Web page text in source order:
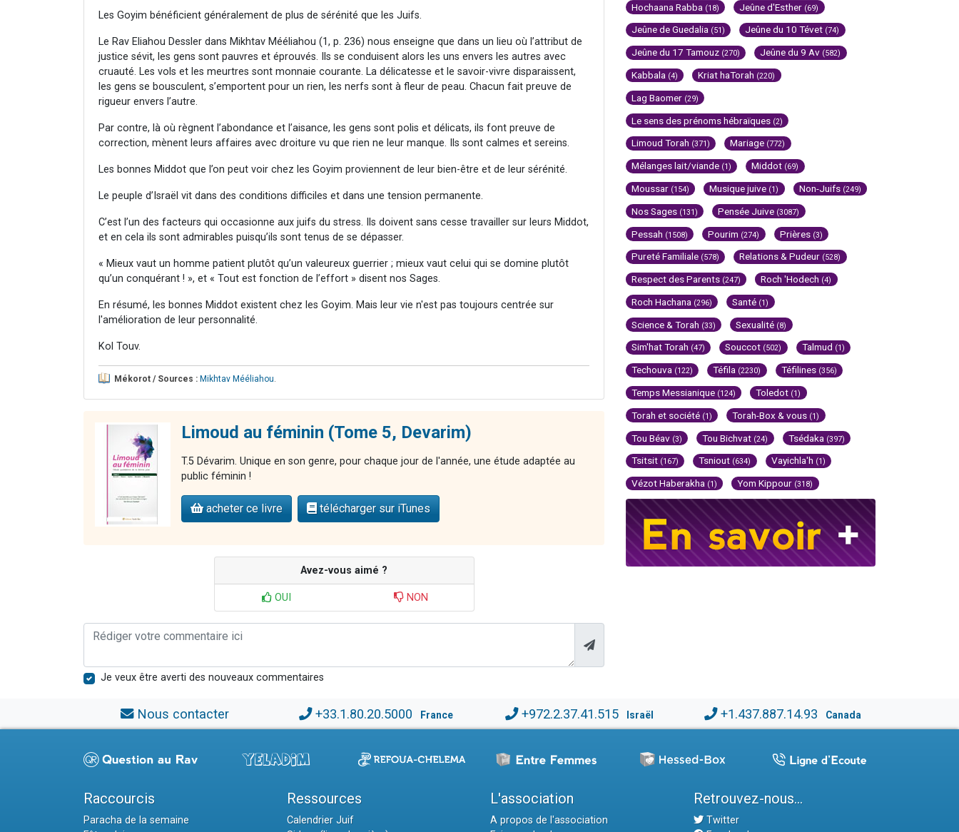
Les Goyim bénéficient généralement de plus de sérénité que les Juifs.
Le Rav Eliahou Dessler dans Mikhtav Mééliahou (1, p. 236) nous enseigne que dans un lieu où l’attribut de
justice sévit, les gens sont pauvres et éprouvés. Ils se conduisent alors les uns envers les autres avec
cruauté. Les vols et les meurtres sont monnaie courante. La délicatesse et le savoir-vivre disparaissent,
les gens se bousculent, s’emportent pour un rien, les nerfs sont à fleur de peau. Chacun fait preuve de
rigueur envers l’autre.
Par contre, là où règnent l’abondance et l’aisance, les gens sont polis et délicats, ils font preuve de
correction, mènent leurs affaires avec droiture vu que rien ne leur manque. Ils sont calmes et sereins.
Les bonnes Middot que l’on peut voir chez les Goyim proviennent de leur bien-être et de leur sérénité.
Le peuple d’Israël vit dans des conditions difficiles et dans une tension permanente.
C’est l’un des facteurs qui occasionne aux juifs du stress. Ils doivent sans cesse travailler sur leurs Middot,
et en cela ils sont admirables puisqu’ils sont tenus de se dépasser.
« Mieux vaut un homme patient plutôt qu’un valeureux guerrier ; mieux vaut celui qui se domine plutôt
qu’un conquérant ! », et « Tout est fonction de l’effort » disent nos Sages.
En résumé, les bonnes Middot existent chez les Goyim. Mais leur vie n'est pas toujours centrée sur
l'amélioration de leur personnalité.
Kol Touv.
Mékorot / Sources : Mikhtav Mééliahou
Limoud au féminin (Tome 5, Devarim)
T.5 Dévarim. Unique en son genre, pour chaque jour de l'année, une étude adaptée au
public féminin !
acheter ce livre télécharger sur iTunes
Avez-vous aimé ?
OUI NON
Je veux être averti des nouveaux commentaires
Hochaana Rabba (18) Jeûne d'Esther (69)
Jeûne de Guedalia (51) Jeûne du 10 Tévet (74)
Jeûne du 17 Tamouz (270) Jeûne du 9 Av (582)
Kabbala (4) Kriat haTorah (220)
Lag Baomer (29)
Le sens des prénoms hébraïques (2)
Limoud Torah (371) Mariage (772)
Mélanges lait/viande (1) Middot (69)
Moussar (154) Musique juive (1) Non-Juifs (249)
Nos Sages (131) Pensée Juive (3087)
Pessah (1508) Pourim (274) Prières (3)
Pureté Familiale (578) Relations & Pudeur (528)
Respect des Parents (247) Roch 'Hodech (4)
Roch Hachana (296) Santé (1)
Science & Torah (33) Sexualité (8)
Sim'hat Torah (47) Souccot (502) Talmud (1)
Techouva (122) Téfila (2230) Téfilines (356)
Temps Messianique (124) Toledot (1)
Torah et société (1) Torah-Box & vous (1)
Tou Béav (3) Tou Bichvat (24) Tsédaka (397)
Tsitsit (167) Tsniout (634) Vayichla'h (1)
Vézot Haberakha (1) Yom Kippour (318)
Nous contacter +33.1.80.20.5000 France +972.2.37.41.515 Israël +1.437.887.14.93 Canada
Raccourcis
Paracha de la semaine
Ressources
Calendrier Juif
L'association
A propos de l'association
Retrouvez-nous...
Twitter